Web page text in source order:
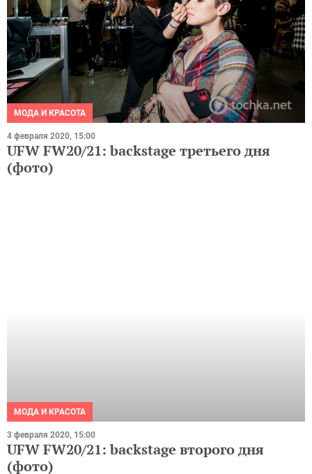
МОДА И КРАСОТА
4 февраля 2020, 15:00
UFW FW20/21: backstage третьего дня
(фото)
МОДА И КРАСОТА
UFW FW20/21: backstage второго дня
(фото)